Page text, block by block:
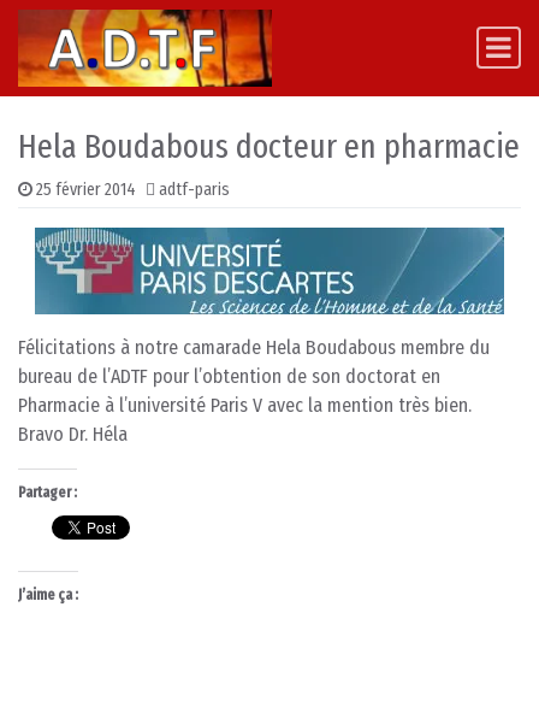
Skip to content
Main Navigation
Hela Boudabous docteur en pharmacie
25 février 2014 adtf-paris
Félicitations à notre camarade Hela Boudabous membre du
bureau de l’ADTF pour l’obtention de son doctorat en
Pharmacie à l’université Paris V avec la mention très bien.
Bravo Dr. Héla
Partager :
J’aime ça :